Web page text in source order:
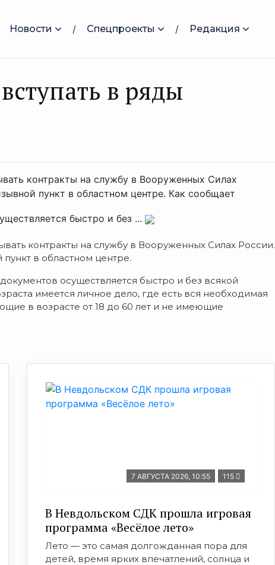
Новости Спецпроекты Редакция
в ряды
контракты на службу в Вооруженных Силах
пункт в областном центре. Как сообщает
быстро и без ...
контракты на службу в Вооруженных Силах России.
в областном центре.
осуществляется быстро и без всякой
имеется личное дело, где есть вся необходимая
в возрасте от 18 до 60 лет и не имеющие
7 АВГУСТА 2026, 10:55 115
В Невдольском СДК прошла игровая
программа «Весёлое лето»
Лето — это самая долгожданная пора для
детей, время ярких впечатлений, солнца и